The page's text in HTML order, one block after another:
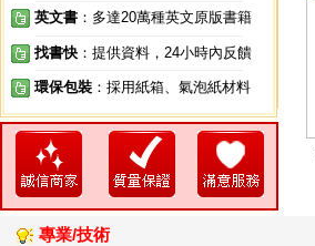
英文書 ：多達20萬種英文原版書籍
找書快 ：提供資料，24小時內反饋
環保包裝 ：採用紙箱、氣泡紙材料
專業/技術